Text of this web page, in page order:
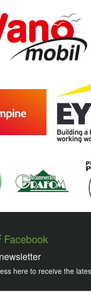
Facebook
here to receive the